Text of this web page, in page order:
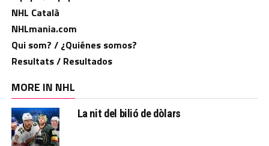
NHL Català
NHLmania.com
Qui som? / ¿Quiénes somos?
Resultats / Resultados
MORE IN NHL
La nit del bilió de dòlars